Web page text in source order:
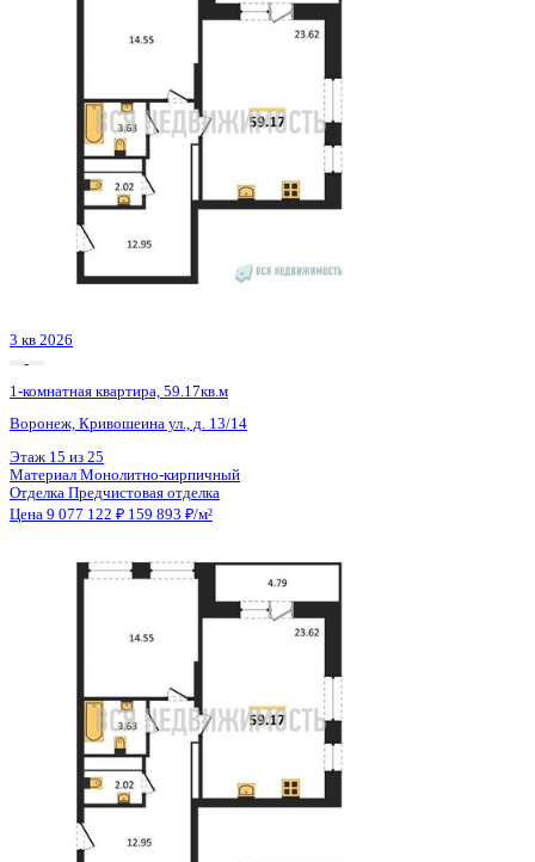
3 кв 2030
1-комнатная квартира, 44.16кв.м
Воронеж, Массалитинова наб., д. 1/1
Черновая отделка
Цена 9 074 880 ₽ 212 975 ₽/м²